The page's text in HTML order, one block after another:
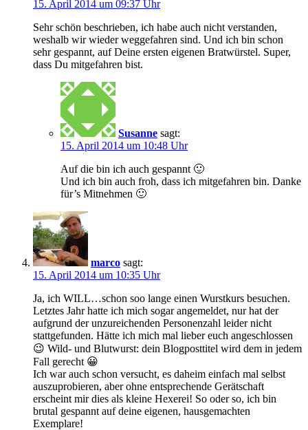
15. April 2014 um 09:37 Uhr
Sehr schön beschrieben, ich habe auch nicht verstanden,
weshalb wir wieder weggefahren sind. Und ich bin schon
sehr gespannt, auf Deine ersten eigenen Bratwürstel. Super,
dass Du mitgefahren bist.
Susanne sagt:
15. April 2014 um 10:48 Uhr
Auf die bin ich auch gespannt 🙂
Und ich bin auch froh, dass ich mitgefahren bin. Danke
für’s Mitnehmen 🙂
marco sagt:
15. April 2014 um 10:35 Uhr
Ja, ich WILL…schon soo lange einen Wurstkurs besuchen.
Letztes Jahr hatte ich mich sogar angemeldet, nur hat der
aufgrund der unzureichenden Personenzahl leider nicht
stattgefunden. Hätte ich mich mal lieber euch angeschlossen
😉 Wild- und Blutwurst: dein Blogposttitel wird dem in jedem
Fall gerecht 😀
Ich war auch schon versucht, es daheim einfach mal selbst
auszuprobieren, aber ohne entsprechende Gerätschaft
erscheint mir dies als kleine Hexerei! So oder so, ich bin
brutal gespannt auf deine eigenen, hausgemachten
Exemplare!